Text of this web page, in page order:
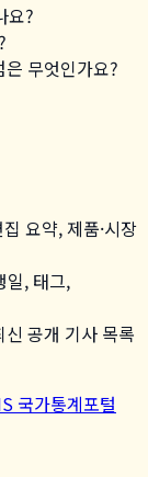
요?
무엇인가요?
요약, 제품·시장
일, 태그,
공개 기사 목록
국가통계포털